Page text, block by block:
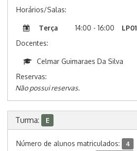
Horários/Salas:
Terça 14:00 - 16:00
LP01
Docentes:
Celmar Guimaraes Da Silva
Reservas:
Não possui reservas.
Turma: E
Número de alunos matriculados: 4